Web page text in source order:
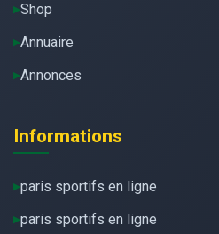
Shop
Annuaire
Annonces
Informations
paris sportifs en ligne
paris sportifs en ligne